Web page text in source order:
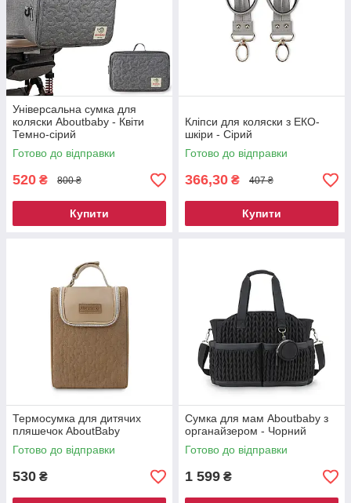
Універсальна сумка для
коляски Aboutbaby - Квіти
Темно-сірий
Готово до відправки
520 ₴ 800 ₴
Купити
Кліпси для коляски з ЕКО-
шкіри - Сірий
Готово до відправки
366,30 ₴ 407 ₴
Купити
Термосумка для дитячих
пляшечок AboutBaby
Готово до відправки
530 ₴
Сумка для мам Aboutbaby з
органайзером - Чорний
Готово до відправки
1 599 ₴